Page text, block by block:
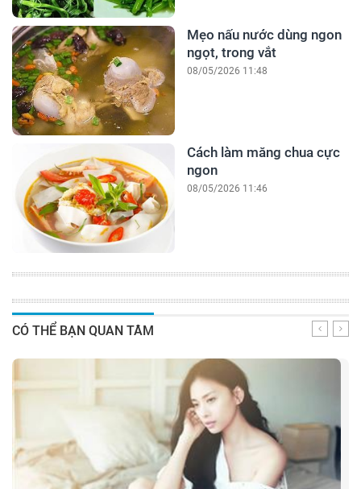
Mẹo nấu nước dùng ngon
ngọt, trong vắt
08/05/2026 11:48
Cách làm măng chua cực
ngon
08/05/2026 11:46
CÓ THỂ BẠN QUAN TÂM